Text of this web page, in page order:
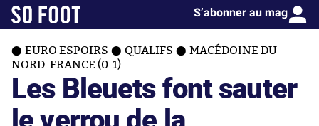
S’abonner au mag
EURO ESPOIRS QUALIFS
MACÉDOINE DU
NORD-FRANCE (0-1)
Les Bleuets font sauter